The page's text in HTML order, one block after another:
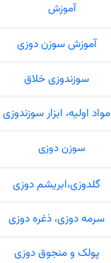
آموزش
آموزش سوزن دوزی
سوزندوزی خلاق
مواد اولیه، ابزار سوزندوزی
سوزن دوزی
گلدوزی،ابریشم دوزی
سرمه دوزی، ذغره دوزی
پولک و منجوق دوزی